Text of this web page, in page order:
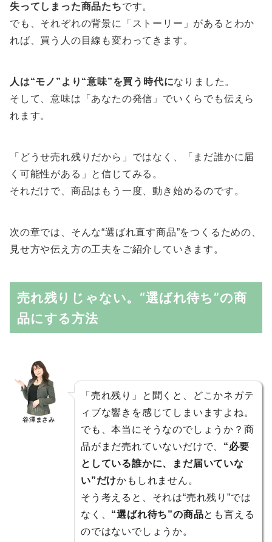
失ってしまった商品たちです。
でも、それぞれの背景に「ストーリー」があるとわか
れば、買う人の目線も変わってきます。
人は“モノ”より“意味”を買う時代になりました。
そして、意味は「あなたの発信」でいくらでも伝えら
れます。
「どうせ売れ残りだから」ではなく、「まだ誰かに届
く可能性がある」と信じてみる。
それだけで、商品はもう一度、動き始めるのです。
次の章では、そんな“選ばれ直す商品”をつくるための、
見せ方や伝え方の工夫をご紹介していきます。
売れ残りじゃない。“選ばれ待ち”の商
品にする方法
谷澤まさみ
「売れ残り」と聞くと、どこかネガテ
ィブな響きを感じてしまいますよね。
でも、本当にそうなのでしょうか？商
品がまだ売れていないだけで、 “必要
としている誰かに、まだ届いていな
い”だけかもしれません。
そう考えると、それは“売れ残り”では
なく、 “選ばれ待ち”の商品とも言える
のではないでしょうか。